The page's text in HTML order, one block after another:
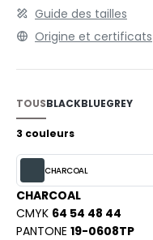
VETEMENTS
- BLANKS
Guide des tailles
Origine et certificats
TOUSBLACKBLUEGREY
3 couleurs
CHARCOAL
CHARCOAL
CMYK 64 54 48 44
PANTONE 19-0608TP